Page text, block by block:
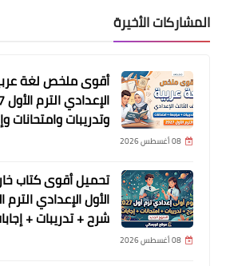
المشاركات الأخيرة
أقوى ملخص لغة
وتدريبات وامتحانات
08 أغسطس 2026
تحميل أقوى كتاب
شرح + تدريبات +
08 أغسطس 2026